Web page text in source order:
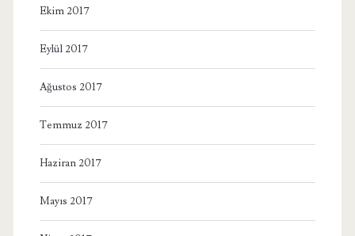
Ekim 2017
Eylül 2017
Ağustos 2017
Temmuz 2017
Haziran 2017
Mayıs 2017